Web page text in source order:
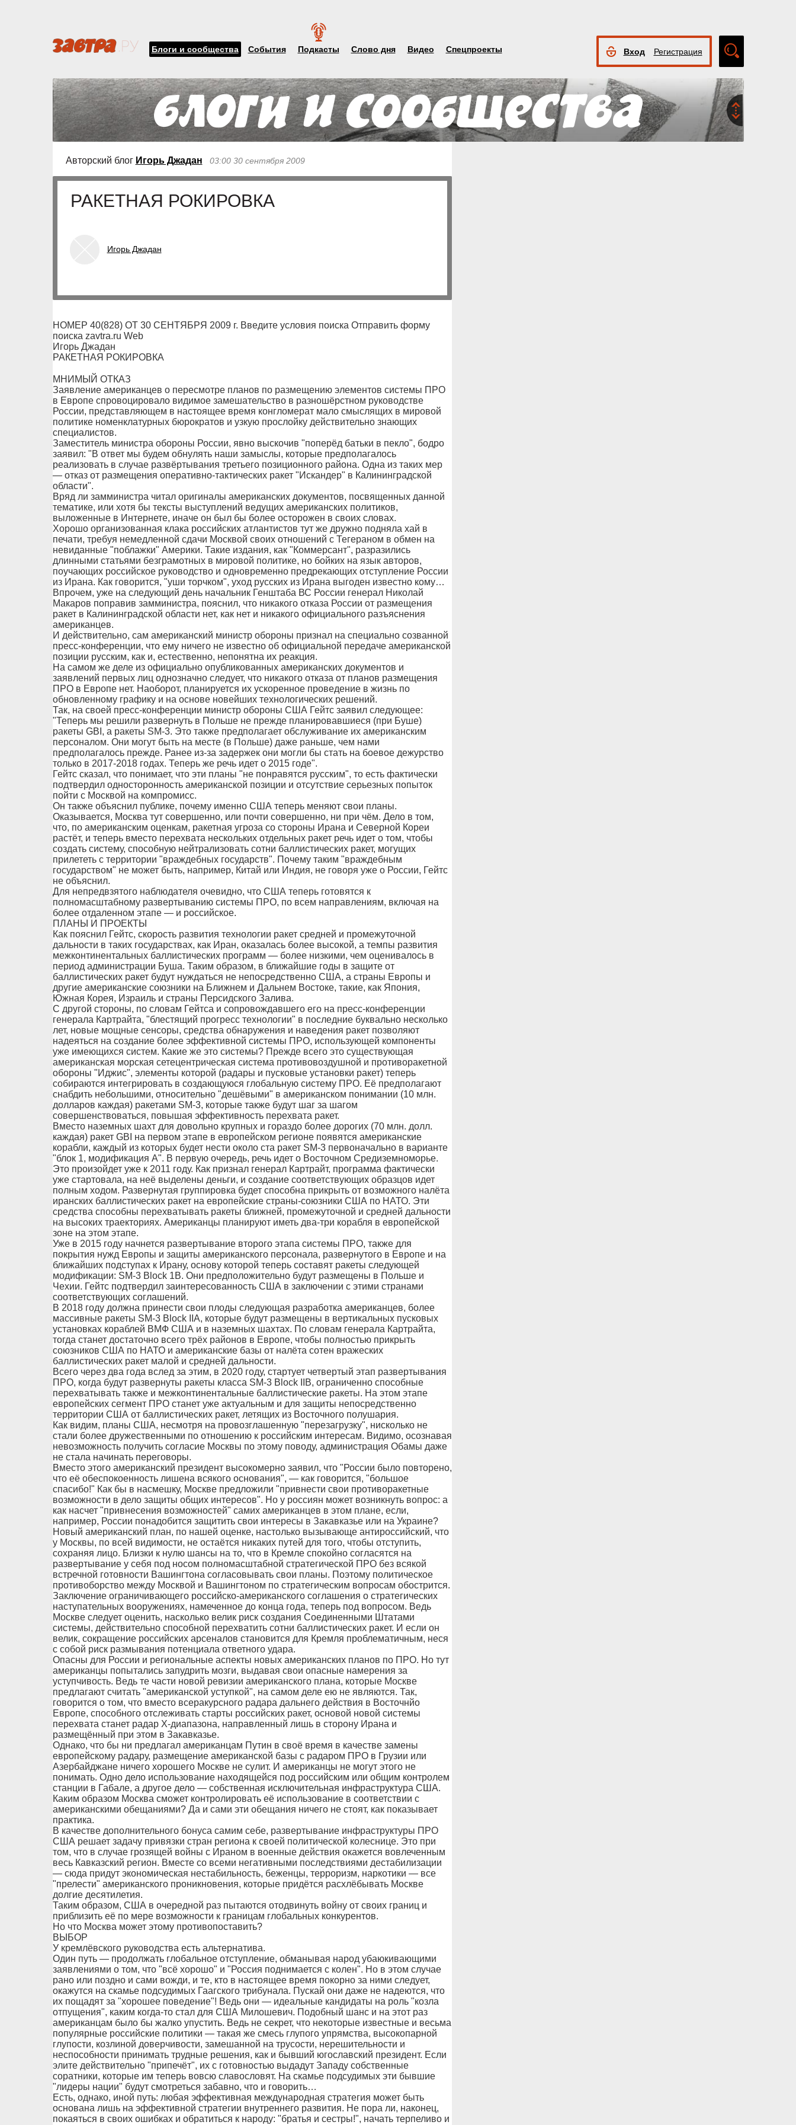
Блоги и сообщества События Подкасты Слово дня Видео Спецпроекты Вход Регистрация
Авторский блог Игорь Джадан 03:00 30 сентября 2009
РАКЕТНАЯ РОКИРОВКА
Игорь Джадан
НОМЕР 40(828) ОТ 30 СЕНТЯБРЯ 2009 г. Введите условия поиска Отправить форму
поиска zavtra.ru Web
Игорь Джадан
РАКЕТНАЯ РОКИРОВКА
МНИМЫЙ ОТКАЗ
Заявление американцев о пересмотре планов по размещению элементов системы ПРО
в Европе спровоцировало видимое замешательство в разношёрстном руководстве
России, представляющем в настоящее время конгломерат мало смыслящих в мировой
политике номенклатурных бюрократов и узкую прослойку действительно знающих
специалистов.
Заместитель министра обороны России, явно выскочив "поперёд батьки в пекло", бодро
заявил: "В ответ мы будем обнулять наши замыслы, которые предполагалось
реализовать в случае развёртывания третьего позиционного района. Одна из таких мер
— отказ от размещения оперативно-тактических ракет "Искандер" в Калининградской
области".
Вряд ли замминистра читал оригиналы американских документов, посвященных данной
тематике, или хотя бы тексты выступлений ведущих американских политиков,
выложенные в Интернете, иначе он был бы более осторожен в своих словах.
Хорошо организованная клака российских атлантистов тут же дружно подняла хай в
печати, требуя немедленной сдачи Москвой своих отношений с Тегераном в обмен на
невиданные "поблажки" Америки. Такие издания, как "Коммерсант", разразились
длинными статьями безграмотных в мировой политике, но бойких на язык авторов,
поучающих российское руководство и одновременно предрекающих отступление России
из Ирана. Как говорится, "уши торчком", уход русских из Ирана выгоден известно кому…
Впрочем, уже на следующий день начальник Генштаба ВС России генерал Николай
Макаров поправив замминистра, пояснил, что никакого отказа России от размещения
ракет в Калининградской области нет, как нет и никакого официального разъяснения
американцев.
И действительно, сам американский министр обороны признал на специально созванной
пресс-конференции, что ему ничего не известно об официальной передаче американской
позиции русским, как и, естественно, непонятна их реакция.
На самом же деле из официально опубликованных американских документов и
заявлений первых лиц однозначно следует, что никакого отказа от планов размещения
ПРО в Европе нет. Наоборот, планируется их ускоренное проведение в жизнь по
обновленному графику и на основе новейших технологических решений.
Так, на своей пресс-конференции министр обороны США Гейтс заявил следующее:
"Теперь мы решили развернуть в Польше не прежде планировавшиеся (при Буше)
ракеты GBI, а ракеты SM-3. Это также предполагает обслуживание их американским
персоналом. Они могут быть на месте (в Польше) даже раньше, чем нами
предполагалось прежде. Ранее из-за задержек они могли бы стать на боевое дежурство
только в 2017-2018 годах. Теперь же речь идет о 2015 годе".
Гейтс сказал, что понимает, что эти планы "не понравятся русским", то есть фактически
подтвердил односторонность американской позиции и отсутствие серьезных попыток
пойти с Москвой на компромисс.
Он также объяснил публике, почему именно США теперь меняют свои планы.
Оказывается, Москва тут совершенно, или почти совершенно, ни при чём. Дело в том,
что, по американским оценкам, ракетная угроза со стороны Ирана и Северной Кореи
растёт, и теперь вместо перехвата нескольких отдельных ракет речь идет о том, чтобы
создать систему, способную нейтрализовать сотни баллистических ракет, могущих
прилететь с территории "враждебных государств". Почему таким "враждебным
государством" не может быть, например, Китай или Индия, не говоря уже о России, Гейтс
не объяснил.
Для непредвзятого наблюдателя очевидно, что США теперь готовятся к
полномасштабному развертыванию системы ПРО, по всем направлениям, включая на
более отдаленном этапе — и российское.
ПЛАНЫ И ПРОЕКТЫ
Как пояснил Гейтс, скорость развития технологии ракет средней и промежуточной
дальности в таких государствах, как Иран, оказалась более высокой, а темпы развития
межконтинентальных баллистических программ — более низкими, чем оценивалось в
период администрации Буша. Таким образом, в ближайшие годы в защите от
баллистических ракет будут нуждаться не непосредственно США, а страны Европы и
другие американские союзники на Ближнем и Дальнем Востоке, такие, как Япония,
Южная Корея, Израиль и страны Персидского Залива.
С другой стороны, по словам Гейтса и сопровождавшего его на пресс-конференции
генерала Картрайта, "блестящий прогресс технологии" в последние буквально несколько
лет, новые мощные сенсоры, средства обнаружения и наведения ракет позволяют
надеяться на создание более эффективной системы ПРО, использующей компоненты
уже имеющихся систем. Какие же это системы? Прежде всего это существующая
американская морская сетецентрическая система противовоздушной и противоракетной
обороны "Иджис", элементы которой (радары и пусковые установки ракет) теперь
собираются интегрировать в создающуюся глобальную систему ПРО. Её предполагают
снабдить небольшими, относительно "дешёвыми" в американском понимании (10 млн.
долларов каждая) ракетами SM-3, которые также будут шаг за шагом
совершенствоваться, повышая эффективность перехвата ракет.
Вместо наземных шахт для довольно крупных и гораздо более дорогих (70 млн. долл.
каждая) ракет GBI на первом этапе в европейском регионе появятся американские
корабли, каждый из которых будет нести около ста ракет SM-3 первоначально в варианте
"блок 1, модификация А". В первую очередь, речь идет о Восточном Средиземноморье.
Это произойдет уже к 2011 году. Как признал генерал Картрайт, программа фактически
уже стартовала, на неё выделены деньги, и создание соответствующих образцов идет
полным ходом. Развернутая группировка будет способна прикрыть от возможного налёта
иранских баллистических ракет на европейские страны-союзники США по НАТО. Эти
средства способны перехватывать ракеты ближней, промежуточной и средней дальности
на высоких траекториях. Американцы планируют иметь два-три корабля в европейской
зоне на этом этапе.
Уже в 2015 году начнется развертывание второго этапа системы ПРО, также для
покрытия нужд Европы и защиты американского персонала, развернутого в Европе и на
ближайших подступах к Ирану, основу которой теперь составят ракеты следующей
модификации: SM-3 Block 1B. Они предположительно будут размещены в Польше и
Чехии. Гейтс подтвердил заинтересованность США в заключении с этими странами
соответствующих соглашений.
В 2018 году должна принести свои плоды следующая разработка американцев, более
массивные ракеты SM-3 Block IIА, которые будут размещены в вертикальных пусковых
установках кораблей ВМФ США и в наземных шахтах. По словам генерала Картрайта,
тогда станет достаточно всего трёх районов в Европе, чтобы полностью прикрыть
союзников США по НАТО и американские базы от налёта сотен вражеских
баллистических ракет малой и средней дальности.
Всего через два года вслед за этим, в 2020 году, стартует четвертый этап развертывания
ПРО, когда будут развернуты ракеты класса SM-3 Block IIB, ограниченно способные
перехватывать также и межконтинентальные баллистические ракеты. На этом этапе
европейских сегмент ПРО станет уже актуальным и для защиты непосредственно
территории США от баллистических ракет, летящих из Восточного полушария.
Как видим, планы США, несмотря на провозглашенную "перезагрузку", нисколько не
стали более дружественными по отношению к российским интересам. Видимо, осознавая
невозможность получить согласие Москвы по этому поводу, администрация Обамы даже
не стала начинать переговоры.
Вместо этого американский президент высокомерно заявил, что "России было повторено,
что её обеспокоенность лишена всякого основания", — как говорится, "большое
спасибо!" Как бы в насмешку, Москве предложили "привнести свои противоракетные
возможности в дело защиты общих интересов". Но у россиян может возникнуть вопрос: а
как насчет "привнесения возможностей" самих американцев в этом плане, если,
например, России понадобится защитить свои интересы в Закавказье или на Украине?
Новый американский план, по нашей оценке, настолько вызывающе антироссийский, что
у Москвы, по всей видимости, не остаётся никаких путей для того, чтобы отступить,
сохраняя лицо. Близки к нулю шансы на то, что в Кремле спокойно согласятся на
развертывание у себя под носом полномасштабной стратегической ПРО без всякой
встречной готовности Вашингтона согласовывать свои планы. Поэтому политическое
противоборство между Москвой и Вашингтоном по стратегическим вопросам обострится.
Заключение ограничивающего российско-американского соглашения о стратегических
наступательных вооружениях, намеченное до конца года, теперь под вопросом. Ведь
Москве следует оценить, насколько велик риск создания Соединенными Штатами
системы, действительно способной перехватить сотни баллистических ракет. И если он
велик, сокращение российских арсеналов становится для Кремля проблематичным, неся
с собой риск размывания потенциала ответного удара.
Опасны для России и региональные аспекты новых американских планов по ПРО. Но тут
американцы попытались запудрить мозги, выдавая свои опасные намерения за
уступчивость. Ведь те части новой ревизии американского плана, которые Москве
предлагают считать "американской уступкой", на самом деле ею не являются. Так,
говорится о том, что вместо всеракурсного радара дальнего действия в Восточнйо
Европе, способного отслеживать старты российских ракет, основой новой системы
перехвата станет радар Х-диапазона, направленный лишь в сторону Ирана и
размещённый при этом в Закавказье.
Однако, что бы ни предлагал американцам Путин в своё время в качестве замены
европейскому радару, размещение американской базы с радаром ПРО в Грузии или
Азербайджане ничего хорошего Москве не сулит. И американцы не могут этого не
понимать. Одно дело использование находящейся под российским или общим контролем
станции в Габале, а другое дело — собственная исключительная инфраструктура США.
Каким образом Москва сможет контролировать её использование в соответствии с
американскими обещаниями? Да и сами эти обещания ничего не стоят, как показывает
практика.
В качестве дополнительного бонуса самим себе, развертывание инфраструктуры ПРО
США решает задачу привязки стран региона к своей политической колеснице. Это при
том, что в случае грозящей войны с Ираном в военные действия окажется вовлеченным
весь Кавказский регион. Вместе со всеми негативными последствиями дестабилизации
— сюда придут экономическая нестабильность, беженцы, терроризм, наркотики — все
"прелести" американского проникновения, которые придётся расхлёбывать Москве
долгие десятилетия.
Таким образом, США в очередной раз пытаются отодвинуть войну от своих границ и
приблизить её по мере возможности к границам глобальных конкурентов.
Но что Москва может этому противопоставить?
ВЫБОР
У кремлёвского руководства есть альтернатива.
Один путь — продолжать глобальное отступление, обманывая народ убаюкивающими
заявлениями о том, что "всё хорошо" и "Россия поднимается с колен". Но в этом случае
рано или поздно и сами вожди, и те, кто в настоящее время покорно за ними следует,
окажутся на скамье подсудимых Гаагского трибунала. Пускай они даже не надеются, что
их пощадят за "хорошее поведение"! Ведь они — идеальные кандидаты на роль "козла
отпущения", каким когда-то стал для США Милошевич. Подобный шанс и на этот раз
американцам было бы жалко упустить. Ведь не секрет, что некоторые известные и весьма
популярные российские политики — такая же смесь глупого упрямства, высокопарной
глупости, козлиной доверчивости, замешанной на трусости, нерешительности и
неспособности принимать трудные решения, как и бывший югославский президент. Если
элите действительно "припечёт", их с готовностью выдадут Западу собственные
соратники, которые им теперь вовсю славословят. На скамье подсудимых эти бывшие
"лидеры нации" будут смотреться забавно, что и говорить…
Есть, однако, иной путь: любая эффективная международная стратегия может быть
основана лишь на эффективной стратегии внутреннего развития. Не пора ли, наконец,
покаяться в своих ошибках и обратиться к народу: "братья и сестры!", начать терпеливо и